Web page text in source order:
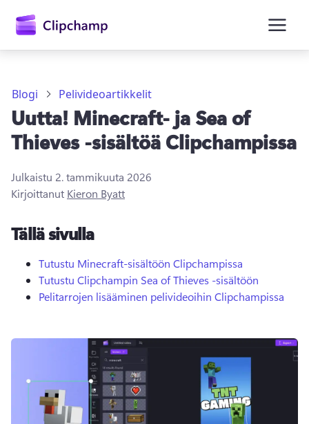
Kirjaudu sisään
Blogi Pelivideoartikkelit
Uutta! Minecraft- ja Sea of
Thieves -sisältöä Clipchampissa
Julkaistu 2. tammikuuta 2026
Kirjoittanut Kieron Byatt
Tällä sivulla
Tutustu Minecraft-sisältöön Clipchampissa
Tutustu Clipchampin Sea of Thieves -sisältöön
Pelitarrojen lisääminen pelivideoihin Clipchampissa